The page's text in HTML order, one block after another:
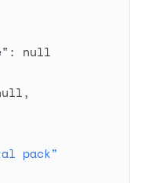
: null
,
pack"